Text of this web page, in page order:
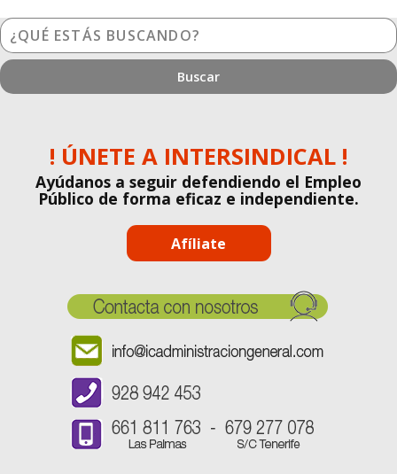
¿Qué
estás
buscando?
! ÚNETE A INTERSINDICAL !
Ayúdanos a seguir defendiendo el Empleo
Público de forma eficaz e independiente.
Afíliate